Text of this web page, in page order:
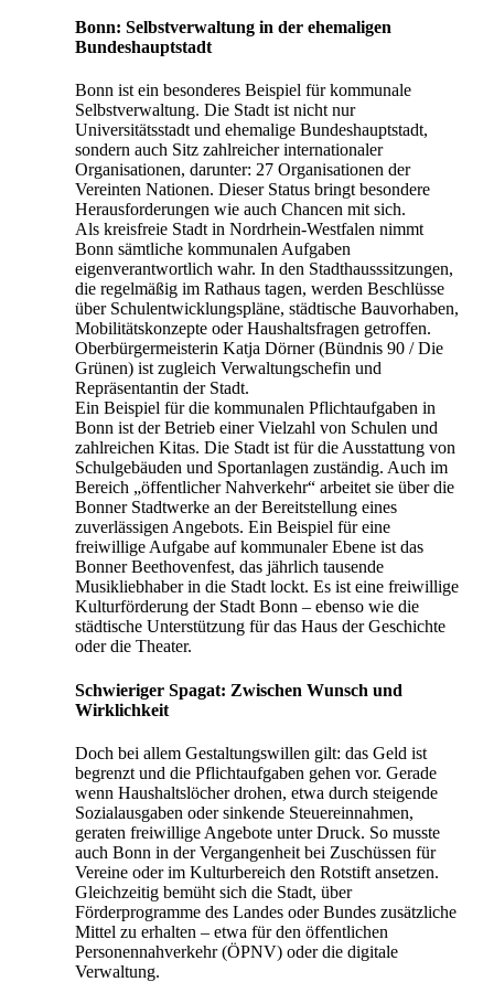
Bonn: Selbstverwaltung in der ehemaligen
Bundeshauptstadt
Bonn ist ein besonderes Beispiel für kommunale
Selbstverwaltung. Die Stadt ist nicht nur
Universitätsstadt und ehemalige Bundeshauptstadt,
sondern auch Sitz zahlreicher internationaler
Organisationen, darunter: 27 Organisationen der
Vereinten Nationen. Dieser Status bringt besondere
Herausforderungen wie auch Chancen mit sich.
Als kreisfreie Stadt in Nordrhein-Westfalen nimmt
Bonn sämtliche kommunalen Aufgaben
eigenverantwortlich wahr. In den Stadthausssitzungen,
die regelmäßig im Rathaus tagen, werden Beschlüsse
über Schulentwicklungspläne, städtische Bauvorhaben,
Mobilitätskonzepte oder Haushaltsfragen getroffen.
Oberbürgermeisterin Katja Dörner (Bündnis 90 / Die
Grünen) ist zugleich Verwaltungschefin und
Repräsentantin der Stadt.
Ein Beispiel für die kommunalen Pflichtaufgaben in
Bonn ist der Betrieb einer Vielzahl von Schulen und
zahlreichen Kitas. Die Stadt ist für die Ausstattung von
Schulgebäuden und Sportanlagen zuständig. Auch im
Bereich „öffentlicher Nahverkehr“ arbeitet sie über die
Bonner Stadtwerke an der Bereitstellung eines
zuverlässigen Angebots. Ein Beispiel für eine
freiwillige Aufgabe auf kommunaler Ebene ist das
Bonner Beethovenfest, das jährlich tausende
Musikliebhaber in die Stadt lockt. Es ist eine freiwillige
Kulturförderung der Stadt Bonn – ebenso wie die
städtische Unterstützung für das Haus der Geschichte
oder die Theater.
Schwieriger Spagat: Zwischen Wunsch und
Wirklichkeit
Doch bei allem Gestaltungswillen gilt: das Geld ist
begrenzt und die Pflichtaufgaben gehen vor. Gerade
wenn Haushaltslöcher drohen, etwa durch steigende
Sozialausgaben oder sinkende Steuereinnahmen,
geraten freiwillige Angebote unter Druck. So musste
auch Bonn in der Vergangenheit bei Zuschüssen für
Vereine oder im Kulturbereich den Rotstift ansetzen.
Gleichzeitig bemüht sich die Stadt, über
Förderprogramme des Landes oder Bundes zusätzliche
Mittel zu erhalten – etwa für den öffentlichen
Personennahverkehr (ÖPNV) oder die digitale
Verwaltung.